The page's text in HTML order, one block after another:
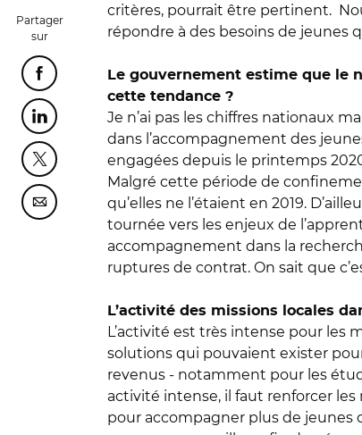
Partager
sur
Partager cette page sur Facebook
Partager cette page sur Linkedin
Partager cette page sur Twitter
Partager cette page sur Courriel
critères, pourrait être pertinent.
répondre à des besoins de jeunes
Le gouvernement estime que le
cette tendance ?
Je n’ai pas les chiffres nationaux
dans l’accompagnement des
engagées depuis le printemps
Malgré cette période de
qu’elles ne l’étaient en 2019.
tournée vers les enjeux de
accompagnement dans la
ruptures de contrat. On sait que
L’activité des missions locales
L’activité est très intense pour les
solutions qui pouvaient exister
revenus - notamment pour les
activité intense, il faut renforcer les
pour accompagner plus de jeunes